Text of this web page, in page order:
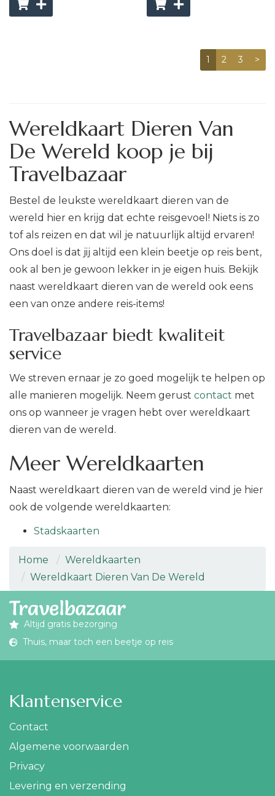
1 2 3 >
Wereldkaart Dieren Van
De Wereld koop je bij
Travelbazaar
Bestel de leukste wereldkaart dieren van de
wereld hier en krijg dat echte reisgevoel! Niets is zo
tof als reizen en dat wil je natuurlijk altijd ervaren!
Ons doel is dat jij altijd een klein beetje op reis bent,
ook al ben je gewoon lekker in je eigen huis. Bekijk
naast wereldkaart dieren van de wereld ook eens
een van onze andere reis-items!
Travelbazaar biedt kwaliteit
service
We streven ernaar je zo goed mogelijk te helpen op
alle manieren mogelijk. Neem gerust contact met
ons op wanneer je vragen hebt over wereldkaart
dieren van de wereld.
Meer Wereldkaarten
Naast wereldkaart dieren van de wereld vind je hier
ook de volgende wereldkaarten:
Stadskaarten
Home
Wereldkaarten
Wereldkaart Dieren Van De Wereld
Altijd gratis bezorging
Thuis, maar toch een beetje op reis
Klantenservice
Contact
Algemene voorwaarden
Privacy
Levering en verzending